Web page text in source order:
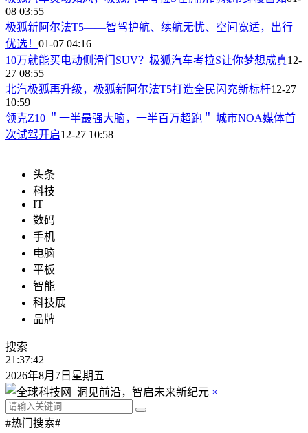
08 03:55
​极狐新阿尔法T5——智驾护航、续航无忧、空间宽适，出行
优选！ 01-07 04:16
​10万就能买电动侧滑门SUV？极狐汽车考拉S让你梦想成真12-
27 08:55
北汽极狐再升级，极狐新阿尔法T5打造全民闪充新标杆12-27
10:59
领克Z10 ＂一半最强大脑，一半百万超跑＂ 城市NOA媒体首
次试驾开启12-27 10:58
头条
科技
IT
数码
手机
电脑
平板
智能
科技展
品牌
搜索
21:37:44
2026年8月7日星期五
×
#热门搜索#